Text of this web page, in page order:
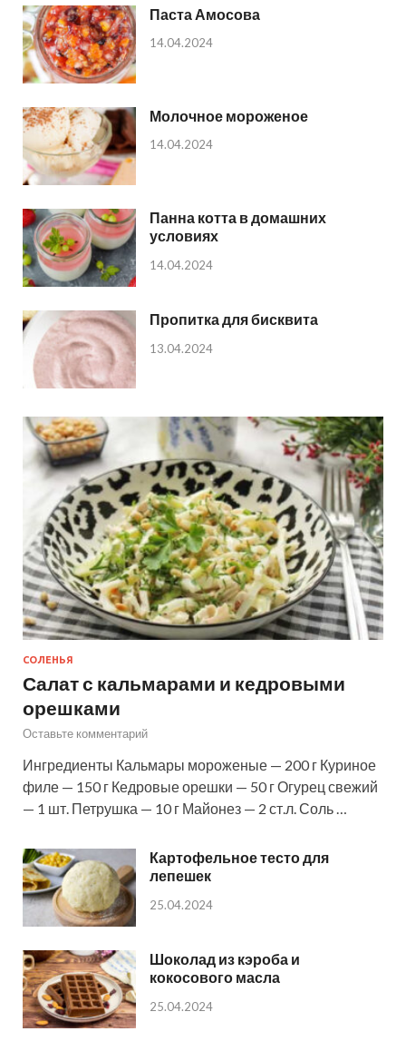
Паста Амосова
14.04.2024
Молочное мороженое
14.04.2024
Панна котта в домашних
условиях
14.04.2024
Пропитка для бисквита
13.04.2024
СОЛЕНЬЯ
Салат с кальмарами и кедровыми
орешками
Оставьте комментарий
Ингредиенты Кальмары мороженые — 200 г Куриное
филе — 150 г Кедровые орешки — 50 г Огурец свежий
— 1 шт. Петрушка — 10 г Майонез — 2 ст.л. Соль …
Картофельное тесто для
лепешек
25.04.2024
Шоколад из кэроба и
кокосового масла
25.04.2024